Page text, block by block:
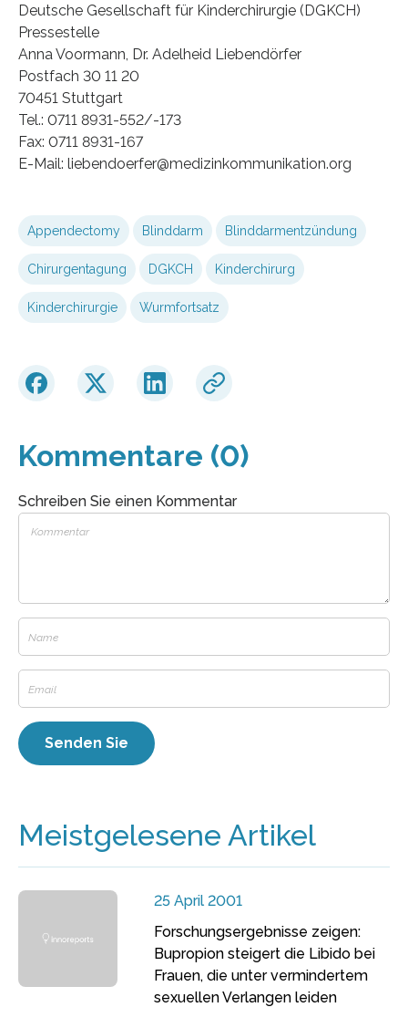
Deutsche Gesellschaft für Kinderchirurgie (DGKCH)
Pressestelle
Anna Voormann, Dr. Adelheid Liebendörfer
Postfach 30 11 20
70451 Stuttgart
Tel.: 0711 8931-552/-173
Fax: 0711 8931-167
E-Mail: liebendoerfer@medizinkommunikation.org
Appendectomy Blinddarm Blinddarmentzündung
Chirurgentagung DGKCH Kinderchirurg
Kinderchirurgie Wurmfortsatz
Kommentare (0)
Schreiben Sie einen Kommentar
Meistgelesene Artikel
25 April 2001
Forschungsergebnisse zeigen:
Bupropion steigert die Libido bei
Frauen, die unter vermindertem
sexuellen Verlangen leiden